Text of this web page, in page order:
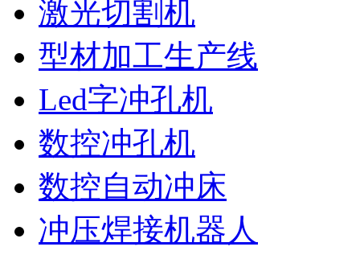
激光切割机
型材加工生产线
Led字冲孔机
数控冲孔机
数控自动冲床
冲压焊接机器人